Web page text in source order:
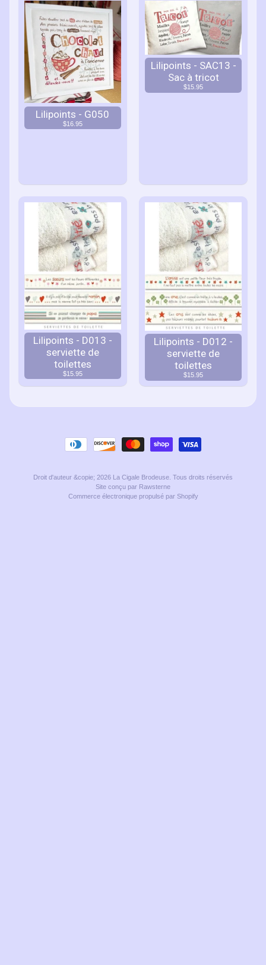
Lilipoints - G050
$16.95
Lilipoints - SAC13 -
Sac à tricot
$15.95
Lilipoints - D013 -
serviette de
toilettes
$15.95
Lilipoints - D012 -
serviette de
toilettes
$15.95
Droit d'auteur &copie; 2026 La Cigale Brodeuse . Tous droits réservés
Site conçu par Rawsterne
Commerce électronique propulsé par Shopify